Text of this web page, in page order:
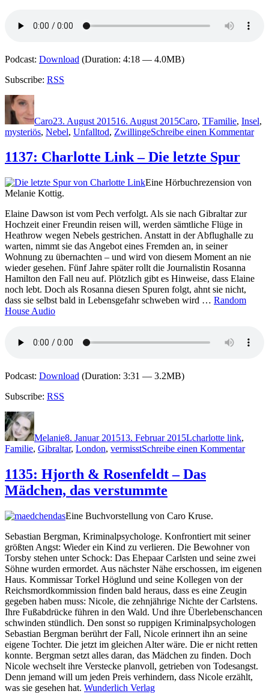
Podcast: Download (Duration: 4:18 — 4.0MB)
Subscribe: RSS
Autor
Caro23. August 201516. August 2015Caro, TFamilie, Insel,
mysteriös, Nebel, Unfalltod, ZwillingeSchreibe einen Kommentarzu
1137: Charlotte Link – Die letzte Spur
Eine Hörbuchrezension von
Melanie Kottig.
Elaine Dawson ist vom Pech verfolgt. Als sie nach Gibraltar zur
Hochzeit einer Freundin reisen will, werden sämtliche Flüge in
Heathrow wegen Nebels gestrichen. Anstatt in der Abflughalle zu
warten, nimmt sie das Angebot eines Fremden an, in seiner
Wohnung zu übernachten – und wird von diesem Moment an nie
wieder gesehen. Fünf Jahre später rollt die Journalistin Rosanna
Hamilton den Fall neu auf. Plötzlich gibt es Hinweise, dass Elaine
noch lebt. Doch als Rosanna diesen Spuren folgt, ahnt sie nicht,
dass sie selbst bald in Lebensgefahr schweben wird … Random
House Audio
Podcast: Download (Duration: 3:31 — 3.2MB)
Subscribe: RSS
Autor
Melanie8. Januar 201513. Februar 2015Lcharlotte link,
Familie, Gibraltar, London, vermisstSchreibe einen Kommentarzu
1135: Hjorth & Rosenfeldt – Das
Mädchen, das verstummte
Eine Buchvorstellung von Caro Kruse.
Sebastian Bergman, Kriminalpsychologe. Konfrontiert mit seiner
größten Angst: Wieder ein Kind zu verlieren. Die Bewohner von
Torsby stehen unter Schock: Das Ehepaar Carlsten und seine zwei
Söhne wurden ermordet. Aus nächster Nähe erschossen, im eigenen
Haus. Kommissar Torkel Höglund und seine Kollegen von der
Reichsmordkommission finden bald heraus, dass es eine Zeugin
gegeben haben muss: Nicole, die zehnjährige Nichte der Carlstens.
Ihre Fußabdrücke führen in den Wald. Und ihre Überlebenschancen
schwinden stündlich. Den sonst so ruppigen Kriminalpsychologen
Sebastian Bergman berührt der Fall, Nicole erinnert ihn an seine
eigene Tochter. Die jetzt im gleichen Alter wäre. Die er nicht retten
konnte. Bergman setzt alles daran, das Mädchen zu finden. Doch
Nicole wechselt ihre Verstecke planvoll, getrieben von Todesangst.
Denn jemand will um jeden Preis verhindern, dass Nicole erzählt,
was sie gesehen hat. Wunderlich Verlag